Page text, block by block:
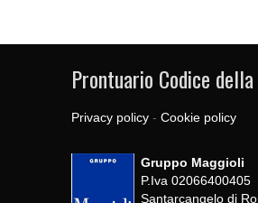
Prontuario Codice
Privacy policy - Cookie policy
Gruppo Maggioli
P.Iva 02066400405
Santarcangelo di